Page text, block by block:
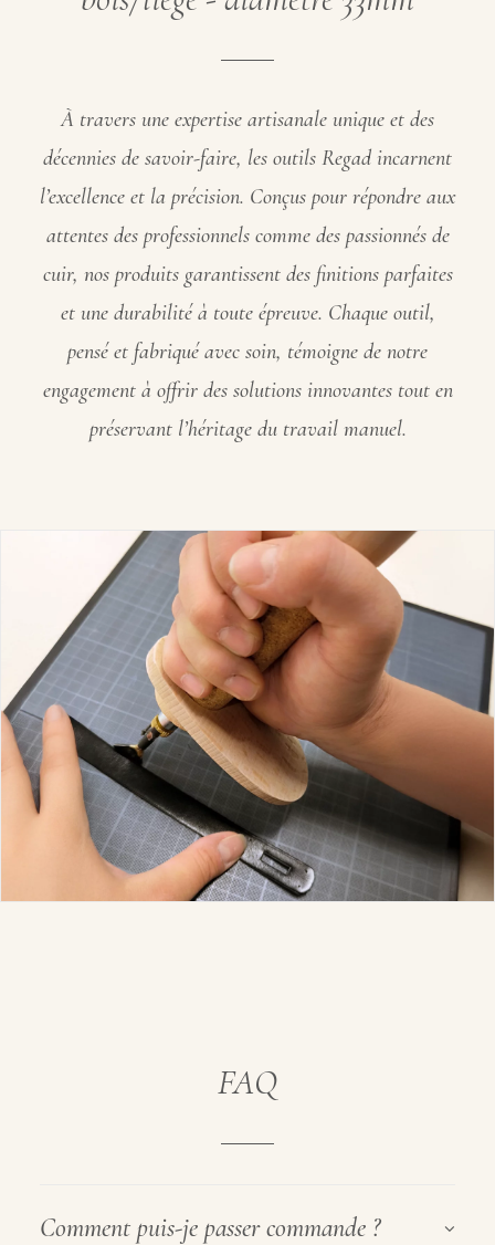
À travers une expertise artisanale unique et des
décennies de savoir-faire, les outils Regad incarnent
l’excellence et la précision. Conçus pour répondre aux
attentes des professionnels comme des passionnés de
cuir, nos produits garantissent des finitions parfaites
et une durabilité à toute épreuve. Chaque outil,
pensé et fabriqué avec soin, témoigne de notre
engagement à offrir des solutions innovantes tout en
préservant l’héritage du travail manuel.
FAQ
Comment puis-je passer commande ?